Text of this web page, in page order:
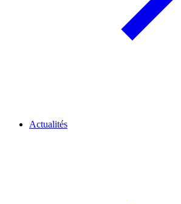
Actualités